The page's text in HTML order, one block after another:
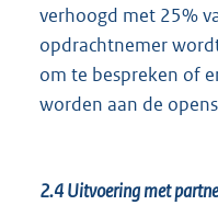
verhoogd met 25%
opdrachtnemer
om te bespreken of
worden aan de
2.4Uitvoering met